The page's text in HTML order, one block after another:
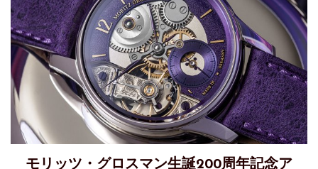
モリッツ・グロスマン生誕200周年記念ア